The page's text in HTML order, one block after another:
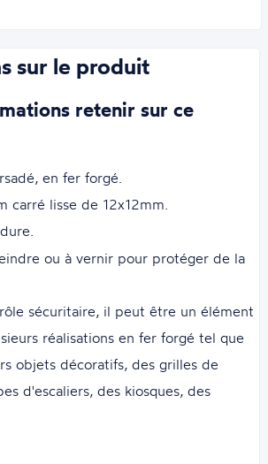
sur le produit
retenir sur ce
en fer forgé.
carré lisse de 12x12mm.
ou à vernir pour protéger de la
sécuritaire, il peut être un élément
réalisations en fer forgé tel que
objets décoratifs, des grilles de
d'escaliers, des kiosques, des